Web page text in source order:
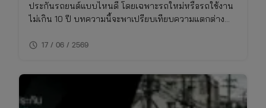
ประกันรถยนต์แบบไหนดี โดยเฉพาะรถใหม่หรือรถใช้งาน
ไม่เกิน 10 ปี บทความนี้จะพาเปรียบเทียบความแตกต่าง
เทียบ ทั้งเรื่องความคุ้มครอง ค่าเบี้ย และความเหมาะสมใน
schedule 17 / 06 / 2569